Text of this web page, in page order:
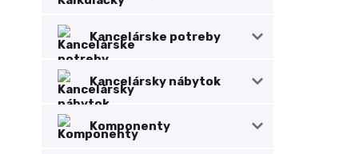
Kancelárske potreby
Kancelársky nábytok
Komponenty